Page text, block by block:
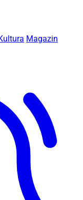
Magazin